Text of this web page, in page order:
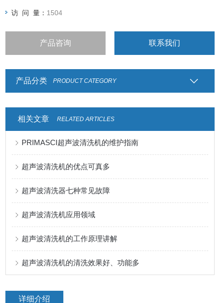
访 问 量： 1504
产品咨询 联系我们
产品分类 PRODUCT CATEGORY
相关文章 RELATED ARTICLES
PRIMASCI超声波清洗机的维护指南
超声波清洗机的优点可真多
超声波清洗器七种常见故障
超声波清洗机应用领域
超声波清洗机的工作原理讲解
超声波清洗机的清洗效果好、功能多
详细介绍